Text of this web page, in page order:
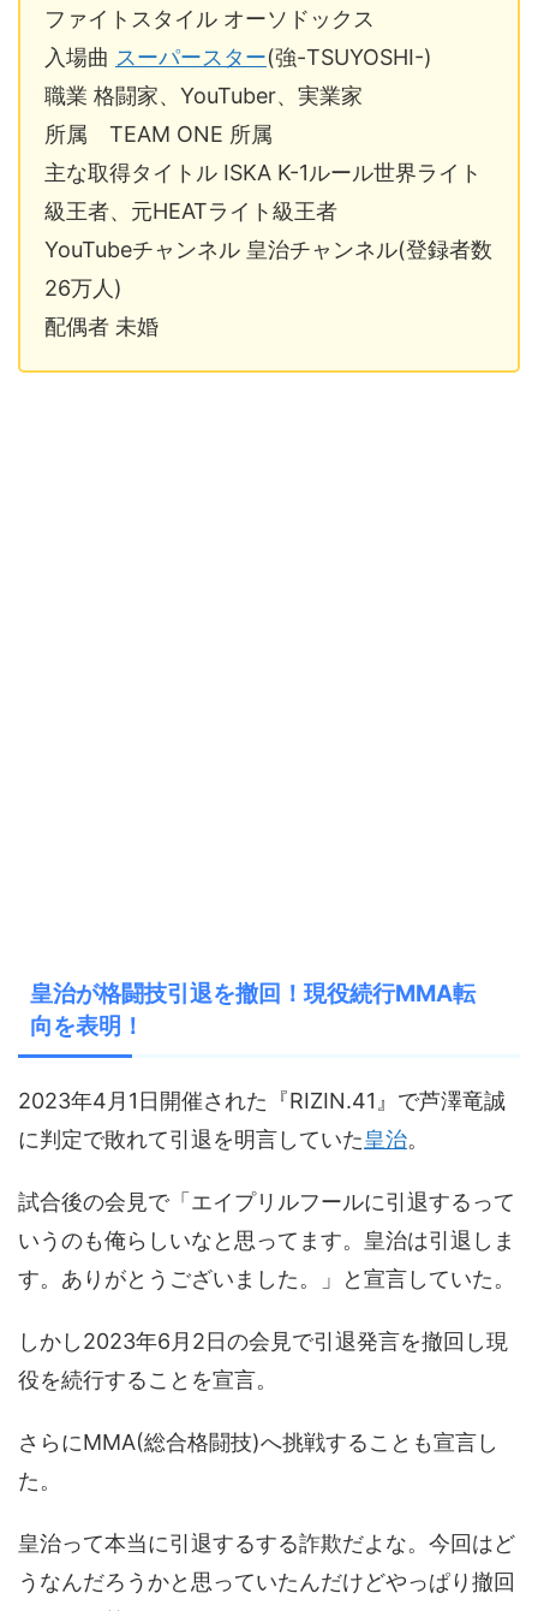
ファイトスタイル オーソドックス
入場曲 スーパースター(強-TSUYOSHI-)
職業 格闘家、YouTuber、実業家
所属 TEAM ONE 所属
主な取得タイトル ISKA K-1ルール世界ライト
級王者、元HEATライト級王者
YouTubeチャンネル 皇治チャンネル(登録者数
26万人)
配偶者 未婚
皇治が格闘技引退を撤回！現役続行MMA転
向を表明！
2023年4月1日開催された『RIZIN.41』で芦澤竜誠
に判定で敗れて引退を明言していた皇治。
試合後の会見で「エイプリルフールに引退するって
いうのも俺らしいなと思ってます。皇治は引退しま
す。ありがとうございました。」と宣言していた。
しかし2023年6月2日の会見で引退発言を撤回し現
役を続行することを宣言。
さらにMMA(総合格闘技)へ挑戦することも宣言し
た。
皇治って本当に引退するする詐欺だよな。今回はど
うなんだろうかと思っていたんだけどやっぱり撤回